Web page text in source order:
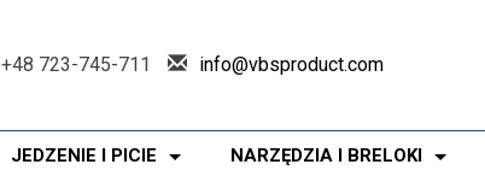
+48 723-745-711 info@vbsproduct.com
JEDZENIE I PICIE NARZĘDZIA I BRELOKI